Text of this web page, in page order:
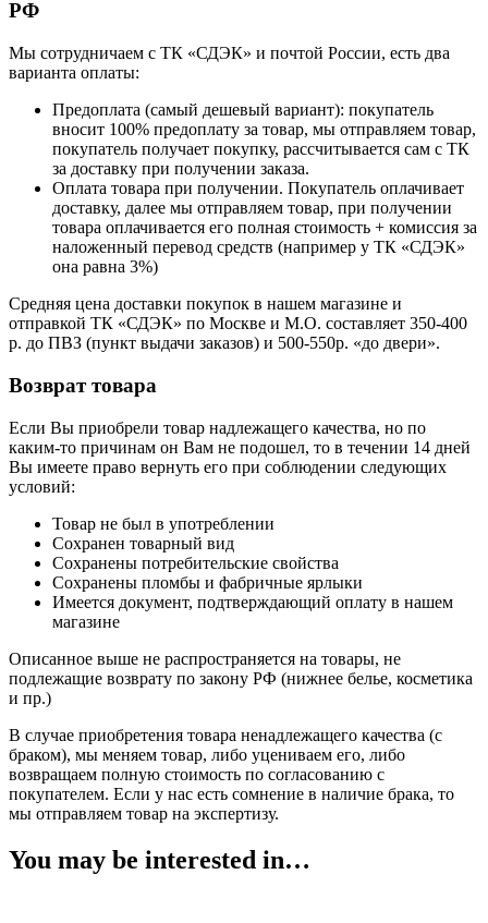
РФ
Мы сотрудничаем с ТК «СДЭК» и почтой России, есть два
варианта оплаты:
Предоплата (самый дешевый вариант): покупатель
вносит 100% предоплату за товар, мы отправляем товар,
покупатель получает покупку, рассчитывается сам с ТК
за доставку при получении заказа.
Оплата товара при получении. Покупатель оплачивает
доставку, далее мы отправляем товар, при получении
товара оплачивается его полная стоимость + комиссия за
наложенный перевод средств (например у ТК «СДЭК»
она равна 3%)
Средняя цена доставки покупок в нашем магазине и
отправкой ТК «СДЭК» по Москве и М.О. составляет 350-400
р. до ПВЗ (пункт выдачи заказов) и 500-550р. «до двери».
Возврат товара
Если Вы приобрели товар надлежащего качества, но по
каким-то причинам он Вам не подошел, то в течении 14 дней
Вы имеете право вернуть его при соблюдении следующих
условий:
Товар не был в употреблении
Сохранен товарный вид
Сохранены потребительские свойства
Сохранены пломбы и фабричные ярлыки
Имеется документ, подтверждающий оплату в нашем
магазине
Описанное выше не распространяется на товары, не
подлежащие возврату по закону РФ (нижнее белье, косметика
и пр.)
В случае приобретения товара ненадлежащего качества (с
браком), мы меняем товар, либо уцениваем его, либо
возвращаем полную стоимость по согласованию с
покупателем. Если у нас есть сомнение в наличие брака, то
мы отправляем товар на экспертизу.
You may be interested in…